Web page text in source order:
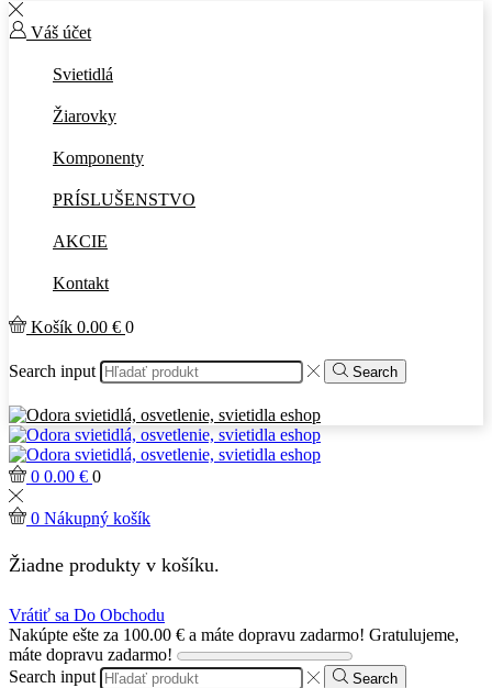
Váš účet
Svietidlá
Žiarovky
Komponenty
PRÍSLUŠENSTVO
AKCIE
Kontakt
Košík 0.00 € 0
Search input Search
0 0.00 € 0
0 Nákupný košík
Žiadne produkty v košíku.
Vrátiť sa Do Obchodu
Nakúpte ešte za 100.00 € a máte dopravu zadarmo! Gratulujeme,
máte dopravu zadarmo!
Search input
Search